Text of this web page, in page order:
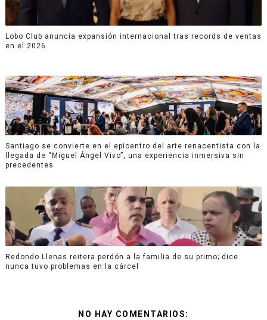
Lobo Club anuncia expansión internacional tras records de ventas
en el 2026
Santiago se convierte en el epicentro del arte renacentista con la
llegada de “Miguel Ángel Vivo”, una experiencia inmersiva sin
precedentes
Redondo Llenas reitera perdón a la familia de su primo; dice
nunca tuvo problemas en la cárcel
NO HAY COMENTARIOS: